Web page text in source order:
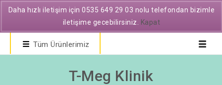
Tüm Ürünlerimiz
T-Meg Klinik
Daha hızlı iletişim için 0535 649 29 03 nolu telefondan bizimle
iletişime gecebilirsiniz.
Kapat